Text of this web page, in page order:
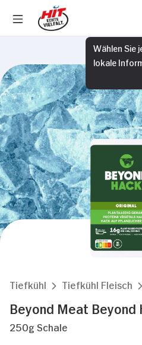
Wählen Sie
lokale
Tiefkühl Tiefkühl Fleisch
Beyond Meat Beyond
250g Schale